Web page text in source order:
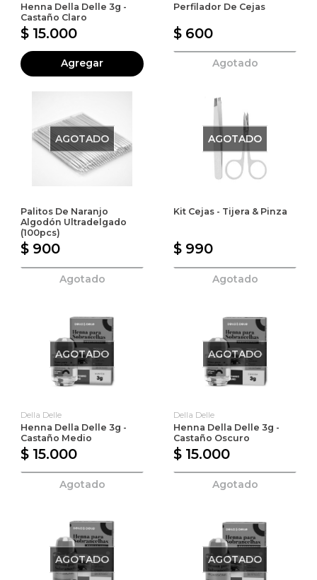
Henna Della Delle 3g -
Castaño Claro
$ 15.000
Agregar
Perfilador De Cejas
$ 600
Agotado
AGOTADO
Palitos De Naranjo
Algodón Ultradelgado
(100pcs)
$ 900
Agotado
AGOTADO
Kit Cejas - Tijera & Pinza
$ 990
Agotado
AGOTADO
Della Delle
Henna Della Delle 3g -
Castaño Medio
$ 15.000
Agotado
AGOTADO
Della Delle
Henna Della Delle 3g -
Castaño Oscuro
$ 15.000
Agotado
AGOTADO AGOTADO